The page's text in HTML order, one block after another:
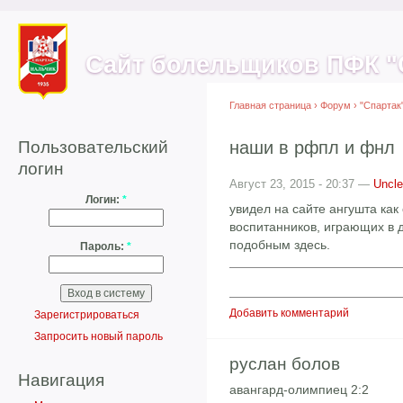
Сайт болельщиков ПФК
Пользовательский
логин
Логин: *
Пароль: *
Зарегистрироваться
Запросить новый пароль
Навигация
Главная страница › Форум ›
наши в рфпл и фнл
Август 23, 2015 - 20:37 — Uncle
увидел на сайте ангушта
воспитанников, играющих в
подобным здесь.
Добавить комментарий
руслан болов
авангард-олимпиец 2:2